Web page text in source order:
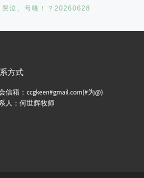
哭泣、号咷！？20260628
方式
信箱：ccgkeen#gmail.com(#为@)
人：何世辉牧师